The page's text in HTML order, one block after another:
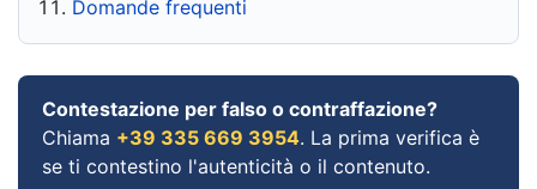
Domande frequenti
Contestazione per falso o contraffazione?
Chiama +39 335 669 3954. La prima verifica è
se ti contestino l'autenticità o il contenuto.